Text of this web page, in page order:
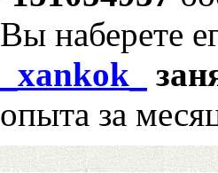
Вы наберете
_xankok_
опыта за